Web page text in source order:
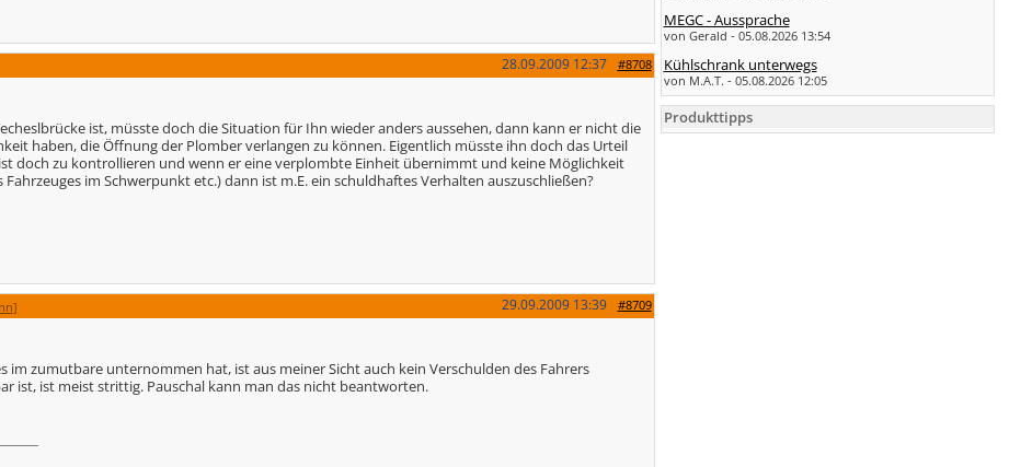
#8708
28.09.2009 12:37
ist, müsste doch die Situation für Ihn wieder anders aussehen, dann kann er nicht die
haben, die Öffnung der Plomber verlangen zu können. Eigentlich müsste ihn doch das Urteil
doch zu kontrollieren und wenn er eine verplombte Einheit übernimmt und keine Möglichkeit
im Schwerpunkt etc.) dann ist m.E. ein schuldhaftes Verhalten auszuschließen?
] #8709
29.09.2009 13:39
im zumutbare unternommen hat, ist aus meiner Sicht auch kein Verschulden des Fahrers
ist, ist meist strittig. Pauschal kann man das nicht beantworten.
MEGC - Aussprache
von Gerald - 05.08.2026 13:54
Kühlschrank unterwegs
von M.A.T. - 05.08.2026 12:05
Produkttipps